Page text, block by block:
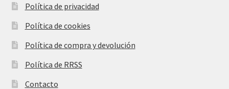
Política de privacidad
Política de cookies
Política de compra y devolución
Política de RRSS
Contacto